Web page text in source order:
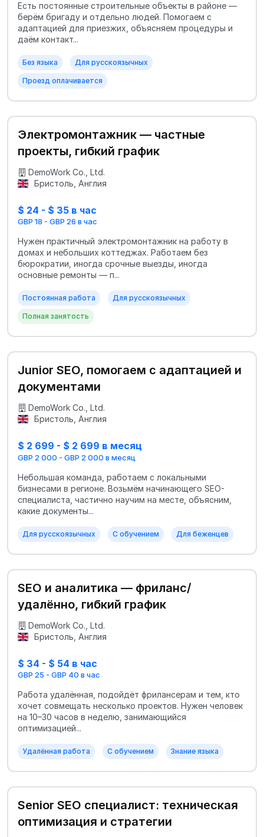
Есть постоянные строительные объекты в районе —
берём бригаду и отдельно людей. Помогаем с
адаптацией для приезжих, объясняем процедуры и
даём контакт...
Без языка Для русскоязычных
Проезд оплачивается
Электромонтажник — частные
проекты, гибкий график
DemoWork Co., Ltd.
Бристоль, Англия
$ 24 - $ 35 в час
GBP 18 - GBP 26 в час
Нужен практичный электромонтажник на работу в
домах и небольших коттеджах. Работаем без
бюрократии, иногда срочные выезды, иногда
основные ремонты — п...
Постоянная работа Для русскоязычных
Полная занятость
Junior SEO, помогаем с адаптацией и
документами
DemoWork Co., Ltd.
Бристоль, Англия
$ 2 699 - $ 2 699 в месяц
GBP 2 000 - GBP 2 000 в месяц
Небольшая команда, работаем с локальными
бизнесами в регионе. Возьмём начинающего SEO-
специалиста, частично научим на месте, объясним,
какие документы...
Для русскоязычных С обучением Для беженцев
SEO и аналитика — фриланс/
удалённо, гибкий график
DemoWork Co., Ltd.
Бристоль, Англия
$ 34 - $ 54 в час
GBP 25 - GBP 40 в час
Работа удалённая, подойдёт фрилансерам и тем, кто
хочет совмещать несколько проектов. Нужен человек
на 10–30 часов в неделю, занимающийся
оптимизацией...
Удалённая работа С обучением Знание языка
Senior SEO специалист: техническая
оптимизация и стратегии